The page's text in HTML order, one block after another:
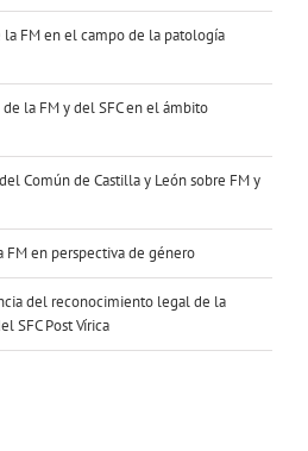
FM en el campo de la patología
la FM y del SFC en el ámbito
Común de Castilla y León sobre FM y
en perspectiva de género
del reconocimiento legal de la
SFC Post Vírica